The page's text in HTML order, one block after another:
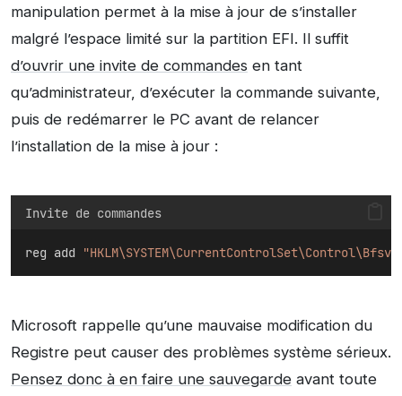
manipulation permet à la mise à jour de s’installer
malgré l’espace limité sur la partition EFI. Il suffit
d’ouvrir une invite de commandes en tant
qu’administrateur, d’exécuter la commande suivante,
puis de redémarrer le PC avant de relancer
l’installation de la mise à jour :
Invite de commandes
reg add
Microsoft rappelle qu’une mauvaise modification du
Registre peut causer des problèmes système sérieux.
Pensez donc à en faire une sauvegarde avant toute